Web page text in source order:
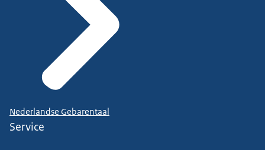
Nederlandse Gebarentaal
Service